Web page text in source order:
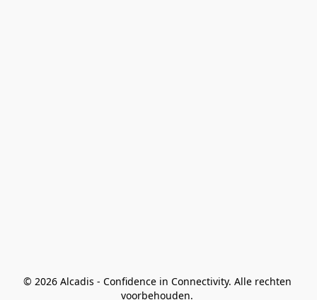
© 2026 Alcadis - Confidence in Connectivity. Alle rechten
voorbehouden.